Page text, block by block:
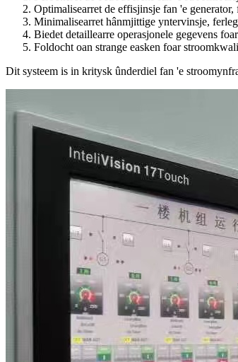
Optimalisearret de effisjinsje fan 'e
Minimalisearret hânmjittige yntervinsje,
Biedet detaillearre operasjonele gegevens
Foldocht oan strange easken foar
Dit systeem is in kritysk ûnderdiel fan 'e